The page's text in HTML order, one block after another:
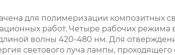
для полимеризации композитных
работ. Четыре рабочих режима
волны 420-480 нм. Для
светового луча лампы, проходящего